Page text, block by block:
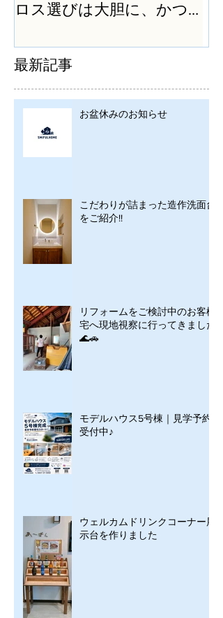
ロス選びは大胆に、かつ
最新記事
お盆休みのお知らせ
こだわりが詰まった造作洗面台
をご紹介!!
リフォームをご検討中のお客様
宅へ現地視察に行ってきました
🌊🚗
モデルハウス5号棟｜見学予約
受付中♪
ウェルカムドリンクコーナー展
示台を作りました